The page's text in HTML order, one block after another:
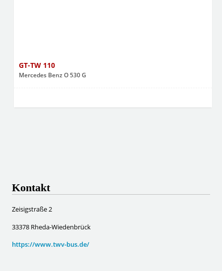
GT-TW 110
Mercedes Benz O 530 G
Kontakt
Zeisigstraße 2
33378 Rheda-Wiedenbrück
https://www.twv-bus.de/